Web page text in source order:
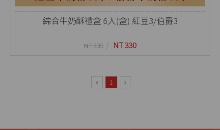
綜合牛奶酥禮盒 6入(盒) 紅豆3/伯爵3
NT 330 NT 330
1